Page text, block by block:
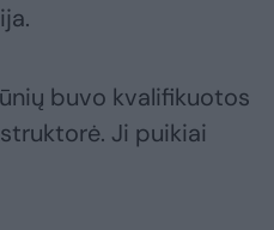
buvo kvalifikuotos
Ji puikiai